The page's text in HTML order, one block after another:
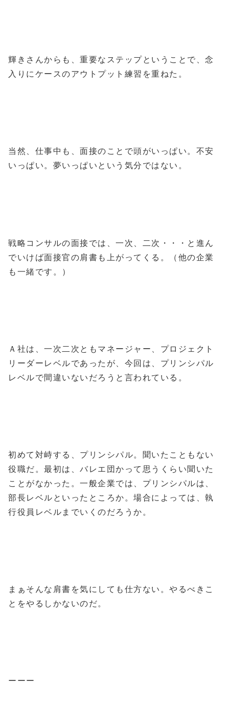
輝きさんからも、重要なステップということで、念
入りにケースのアウトプット練習を重ねた。
当然、仕事中も、面接のことで頭がいっぱい。不安
いっぱい。夢いっぱいという気分ではない。
戦略コンサルの面接では、一次、二次・・・と進ん
でいけば面接官の肩書も上がってくる。（他の企業
も一緒です。）
Ａ社は、一次二次ともマネージャー、プロジェクト
リーダーレベルであったが、今回は、プリンシパル
レベルで間違いないだろうと言われている。
初めて対峙する、プリンシパル。聞いたこともない
役職だ。最初は、バレエ団かって思うくらい聞いた
ことがなかった。一般企業では、プリンシパルは、
部長レベルといったところか。場合によっては、執
行役員レベルまでいくのだろうか。
まぁそんな肩書を気にしても仕方ない。やるべきこ
とをやるしかないのだ。
ーーー